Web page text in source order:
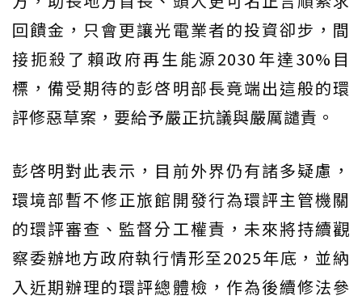
回饋金，只會更讓光電業者的投資卻步，間
接扼殺了賴政府再生能源2030年達30%目
標，備受期待的彭啓明部長竟端出這般的環
評修惡草案，要給予嚴正抗議與嚴厲譴責。
彭啓明對此表示，目前外界仍有諸多疑慮，
環境部暫不修正旅館開發行為環評主管機關
的環評審查、監督分工權責，未來將持續觀
察委辦地方政府執行情形至2025年底，並納
入近期辦理的環評總體檢，作為後續修法參